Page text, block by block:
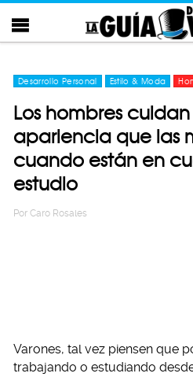
Desarrollo Personal Estilo & Moda
Los hombres cuidan
apariencia que las
cuando están en
estudio
Por Caro Rosales
Varones, tal vez piensen que
trabajando o estudiando